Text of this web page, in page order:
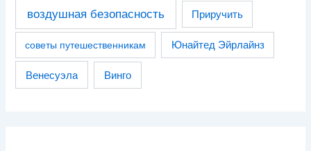
воздушная безопасность Приручить
советы путешественникам Юнайтед Эйрлайнз
Венесуэла Винго